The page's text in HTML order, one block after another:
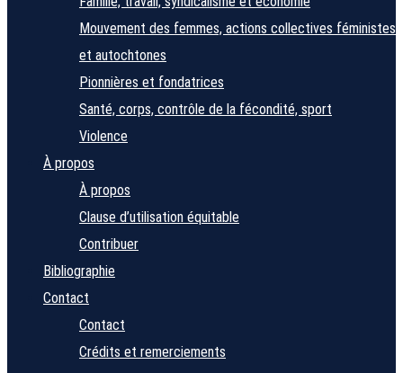
Mouvement des femmes, actions collectives féministes
et autochtones
Pionnières et fondatrices
Santé, corps, contrôle de la fécondité, sport
Violence
À propos
À propos
Clause d’utilisation équitable
Contribuer
Bibliographie
Contact
Contact
Crédits et remerciements